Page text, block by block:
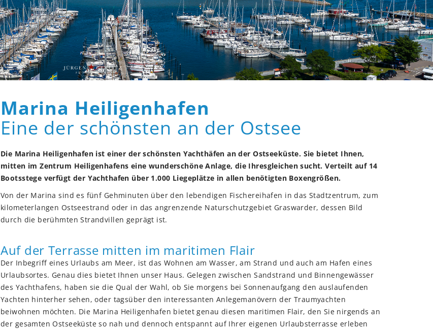
Marina Heiligenhafen
Eine der schönsten an der Ostsee
Die Marina Heiligenhafen ist einer der schönsten Yachthäfen an der Ostseeküste. Sie bietet Ihnen,
mitten im Zentrum Heiligenhafens eine wunderschöne Anlage, die Ihresgleichen sucht. Verteilt auf 14
Bootsstege verfügt der Yachthafen über 1.000 Liegeplätze in allen benötigten Boxengrößen.
Von der Marina sind es fünf Gehminuten über den lebendigen Fischereihafen in das Stadtzentrum, zum
kilometerlangen Ostseestrand oder in das angrenzende Naturschutzgebiet Graswarder, dessen Bild
durch die berühmten Strandvillen geprägt ist.
Auf der Terrasse mitten im maritimen Flair
Der Inbegriff eines Urlaubs am Meer, ist das Wohnen am Wasser, am Strand und auch am Hafen eines
Urlaubsortes. Genau dies bietet Ihnen unser Haus. Gelegen zwischen Sandstrand und Binnengewässer
des Yachthafens, haben sie die Qual der Wahl, ob Sie morgens bei Sonnenaufgang den auslaufenden
Yachten hinterher sehen, oder tagsüber den interessanten Anlegemanövern der Traumyachten
beiwohnen möchten. Die Marina Heiligenhafen bietet genau diesen maritimen Flair, den Sie nirgends an
der gesamten Ostseeküste so nah und dennoch entspannt auf Ihrer eigenen Urlaubsterrasse erleben